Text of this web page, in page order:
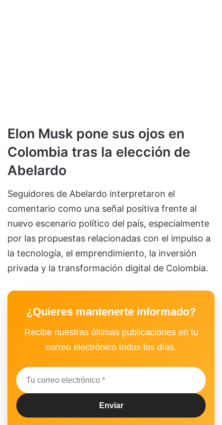
Elon Musk pone sus ojos en
Colombia tras la elección de
Abelardo
Seguidores de Abelardo interpretaron el
comentario como una señal positiva frente al
nuevo escenario político del país, especialmente
por las propuestas relacionadas con el impulso a
la tecnología, el emprendimiento, la inversión
privada y la transformación digital de Colombia.
¿Quieres mantenerte informado?
Recibe nuestras últimas publicaciones en tu
correo electrónico todos los días.